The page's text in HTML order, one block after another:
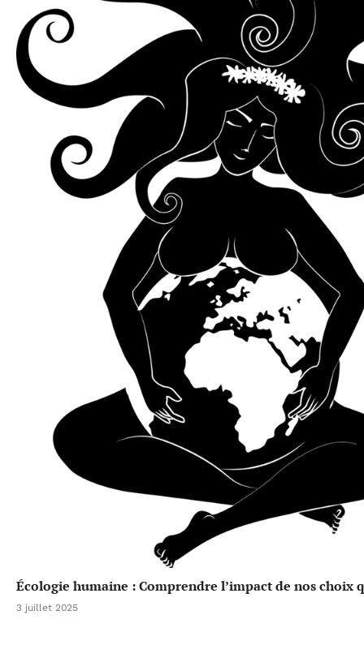
Écologie humaine : Comprendre l’impact de nos choix
3 juillet 2025